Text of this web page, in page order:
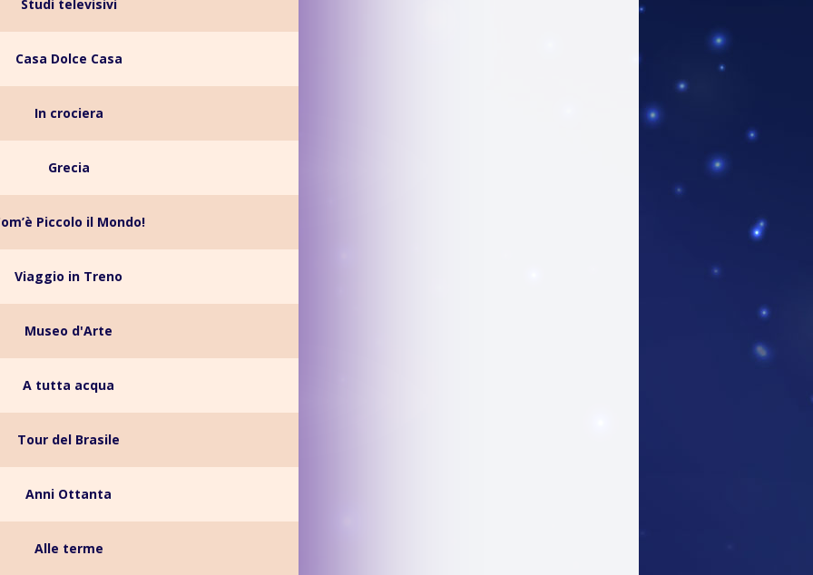
Studi televisivi
Casa Dolce Casa
In crociera
Grecia
Piccolo il Mondo!
Viaggio in Treno
Museo d'Arte
A tutta acqua
Tour del Brasile
Anni Ottanta
Alle terme